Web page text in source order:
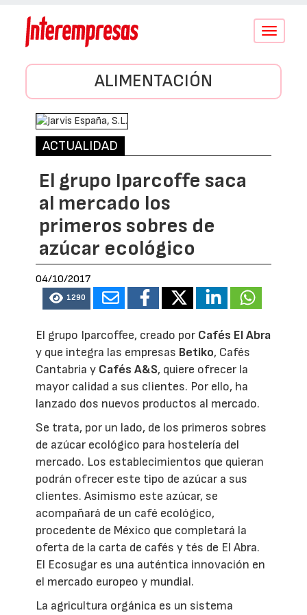
Conmutar
ALIMENTACIÓN
ACTUALIDAD
El grupo Iparcoffe saca
al mercado los
primeros sobres de
azúcar ecológico
04/10/2017
1290
El grupo Iparcoffee, creado por Cafés El Abra
y que integra las empresas Betiko, Cafés
Cantabria y Cafés A&S, quiere ofrecer la
mayor calidad a sus clientes. Por ello, ha
lanzado dos nuevos productos al mercado.
Se trata, por un lado, de los primeros sobres
de azúcar ecológico para hostelería del
mercado. Los establecimientos que quieran
podrán ofrecer este tipo de azúcar a sus
clientes. Asimismo este azúcar, se
acompañará de un café ecológico,
procedente de México que completará la
oferta de la carta de cafés y tés de El Abra.
El Ecosugar es una auténtica innovación en
el mercado europeo y mundial.
La agricultura orgánica es un sistema